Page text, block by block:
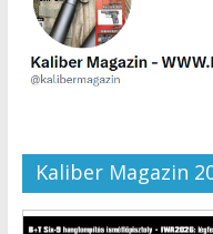
Kaliber Magazin